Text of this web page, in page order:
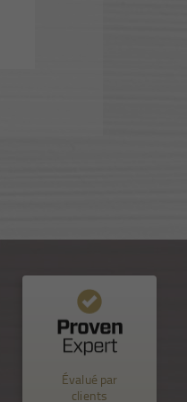
Évalué par
clients
des clients pour
100
%